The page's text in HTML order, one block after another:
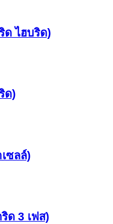
ด ไฮบริด)
ด)
ซลล์)
ด 3 เฟส)